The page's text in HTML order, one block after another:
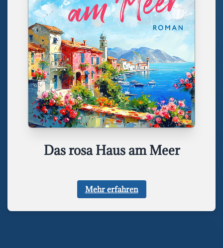
Das rosa Haus am Meer
Mehr erfahren